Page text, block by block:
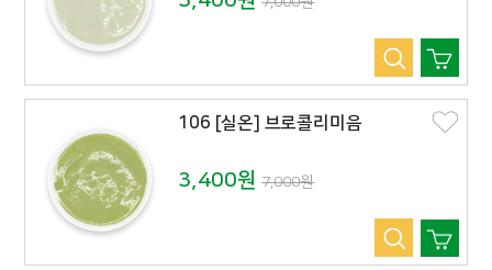
106 [실온] 브로콜리미음
3,400원7,000원